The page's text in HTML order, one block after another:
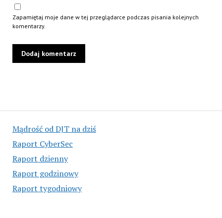
Mądrość od DJT na dziś
Raport CyberSec
Raport dzienny
Raport godzinowy
Raport tygodniowy
Zapamiętaj moje dane w tej przeglądarce podczas pisania kolejnych
komentarzy.